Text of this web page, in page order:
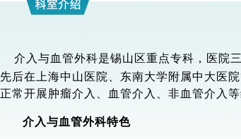
介入与血管外科是锡山区重点专科，医院
先后在上海中山医院、东南大学附属中大医
正常开展肿瘤介入、血管介入、非血管介入等
介入与血管外科特色